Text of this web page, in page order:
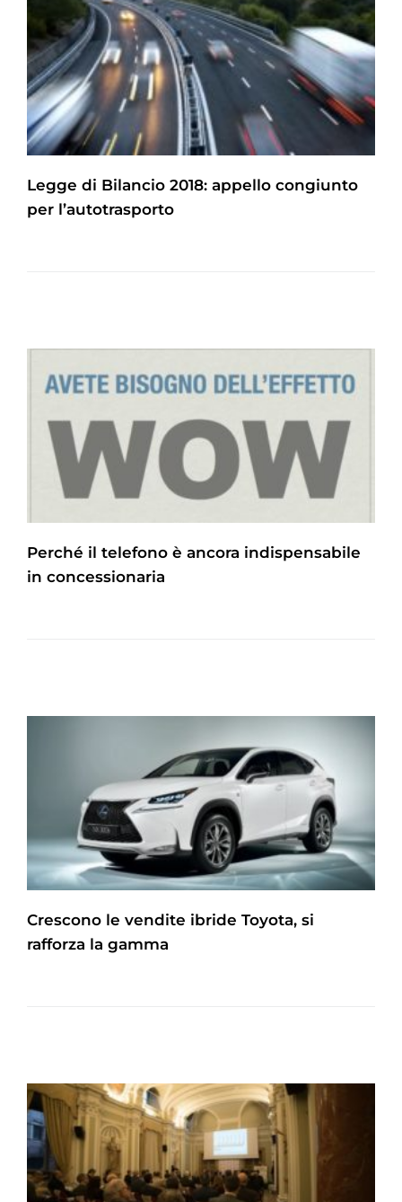
Legge di Bilancio 2018: appello congiunto
per l’autotrasporto
Perché il telefono è ancora indispensabile
in concessionaria
Crescono le vendite ibride Toyota, si
rafforza la gamma